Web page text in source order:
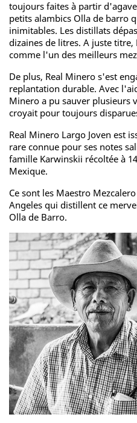
toujours faites à partir
petits alambics Olla de barro
inimitables. Les distillats
dizaines de litres. A juste
comme l'un des meilleurs
De plus, Real Minero s'est
replantation durable. Avec
Minero a pu sauver plusieurs
croyait pour toujours
Real Minero Largo Joven est
rare connue pour ses notes
famille Karwinskii récoltée à
Mexique.
Ce sont les Maestro
Angeles qui distillent ce
Olla de Barro.